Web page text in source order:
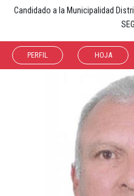
Candidado a la Municipalidad
PERFIL HOJA